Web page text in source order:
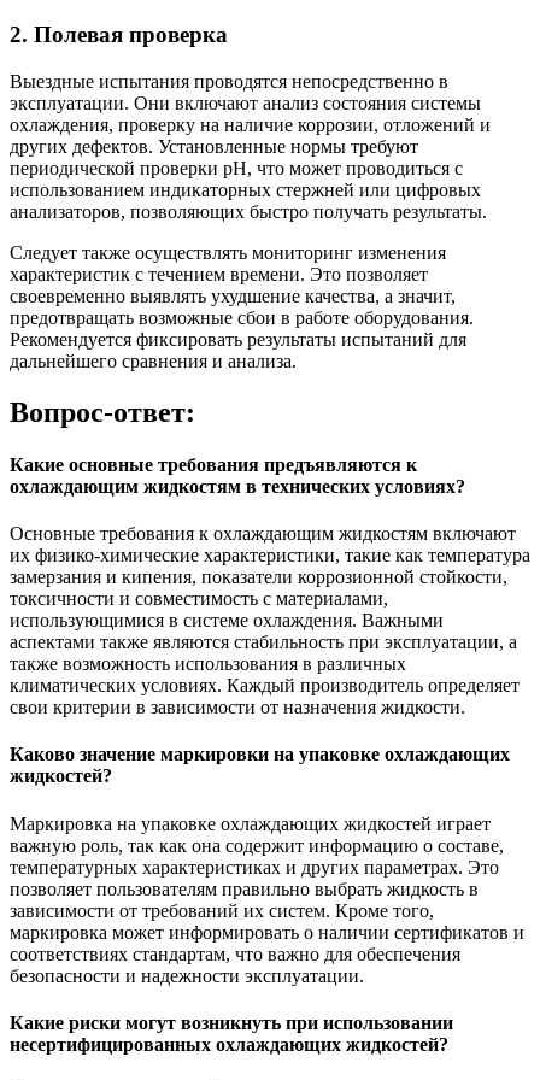
2. Полевая проверка
Выездные испытания проводятся непосредственно в
эксплуатации. Они включают анализ состояния системы
охлаждения, проверку на наличие коррозии, отложений и
других дефектов. Установленные нормы требуют
периодической проверки pH, что может проводиться с
использованием индикаторных стержней или цифровых
анализаторов, позволяющих быстро получать результаты.
Следует также осуществлять мониторинг изменения
характеристик с течением времени. Это позволяет
своевременно выявлять ухудшение качества, а значит,
предотвращать возможные сбои в работе оборудования.
Рекомендуется фиксировать результаты испытаний для
дальнейшего сравнения и анализа.
Вопрос-ответ:
Какие основные требования предъявляются к
охлаждающим жидкостям в технических условиях?
Основные требования к охлаждающим жидкостям включают
их физико-химические характеристики, такие как температура
замерзания и кипения, показатели коррозионной стойкости,
токсичности и совместимость с материалами,
использующимися в системе охлаждения. Важными
аспектами также являются стабильность при эксплуатации, а
также возможность использования в различных
климатических условиях. Каждый производитель определяет
свои критерии в зависимости от назначения жидкости.
Каково значение маркировки на упаковке охлаждающих
жидкостей?
Маркировка на упаковке охлаждающих жидкостей играет
важную роль, так как она содержит информацию о составе,
температурных характеристиках и других параметрах. Это
позволяет пользователям правильно выбрать жидкость в
зависимости от требований их систем. Кроме того,
маркировка может информировать о наличии сертификатов и
соответствиях стандартам, что важно для обеспечения
безопасности и надежности эксплуатации.
Какие риски могут возникнуть при использовании
несертифицированных охлаждающих жидкостей?